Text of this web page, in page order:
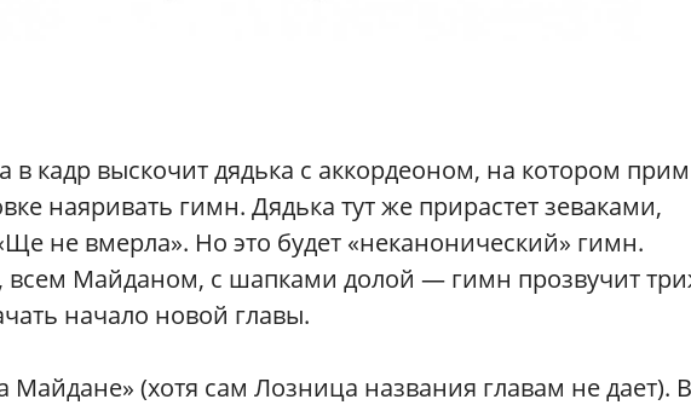
в кадр выскочит дядька с аккордеоном, на котором
наяривать гимн. Дядька тут же прирастет зеваками,
не вмерла». Но это будет «неканонический» гимн.
всем Майданом, с шапками долой — гимн прозвучит
начало новой главы.
(хотя сам Лозница названия главам не дает).